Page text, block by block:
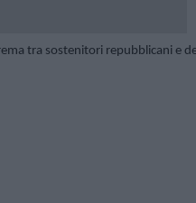
tra sostenitori repubblicani e